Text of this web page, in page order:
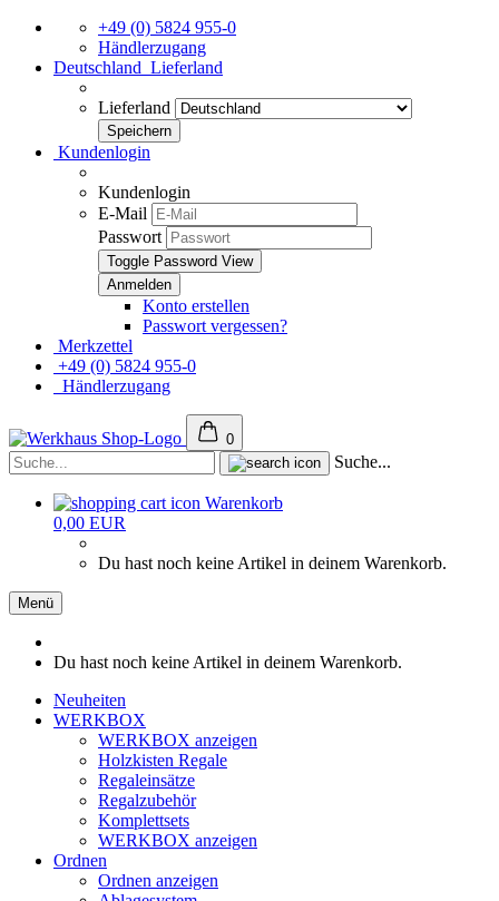
+49 (0) 5824 955-0
Händlerzugang
Deutschland Lieferland
Lieferland
Kundenlogin
Kundenlogin
E-Mail
Passwort
Toggle Password View
Konto erstellen
Passwort vergessen?
Merkzettel
+49 (0) 5824 955-0
Händlerzugang
0
Suche...
Warenkorb
0,00 EUR
Du hast noch keine Artikel in deinem Warenkorb.
Menü
Du hast noch keine Artikel in deinem Warenkorb.
Neuheiten
WERKBOX
WERKBOX anzeigen
Holzkisten Regale
Regaleinsätze
Regalzubehör
Komplettsets
WERKBOX anzeigen
Ordnen
Ordnen anzeigen